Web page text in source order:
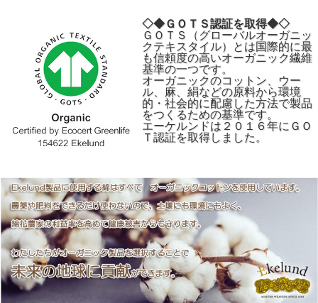
◇◆ＧＯＴＳ認証を取得◆◇
ＧＯＴＳ（グローバルオーガニッ
クテキスタイル）とは国際的に最
も信頼度の高いオーガニック繊維
基準の一つです。
オーガニックのコットン、ウー
ル、麻、絹などの原料から環境
的・社会的に配慮した方法で製品
をつくるための基準です。
エーケルンドは２０１６年にＧＯ
Ｔ認証を取得しました。